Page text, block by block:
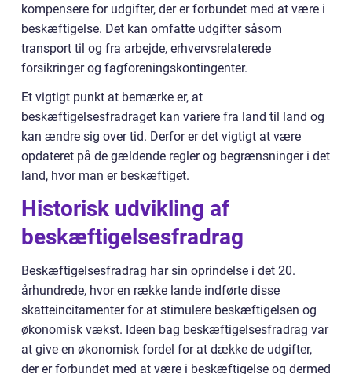
kompensere for udgifter, der er forbundet med at være i
beskæftigelse. Det kan omfatte udgifter såsom
transport til og fra arbejde, erhvervsrelaterede
forsikringer og fagforeningskontingenter.
Et vigtigt punkt at bemærke er, at
beskæftigelsesfradraget kan variere fra land til land og
kan ændre sig over tid. Derfor er det vigtigt at være
opdateret på de gældende regler og begrænsninger i det
land, hvor man er beskæftiget.
Historisk udvikling af
beskæftigelsesfradrag
Beskæftigelsesfradrag har sin oprindelse i det 20.
århundrede, hvor en række lande indførte disse
skatteincitamenter for at stimulere beskæftigelsen og
økonomisk vækst. Ideen bag beskæftigelsesfradrag var
at give en økonomisk fordel for at dække de udgifter,
der er forbundet med at være i beskæftigelse og dermed